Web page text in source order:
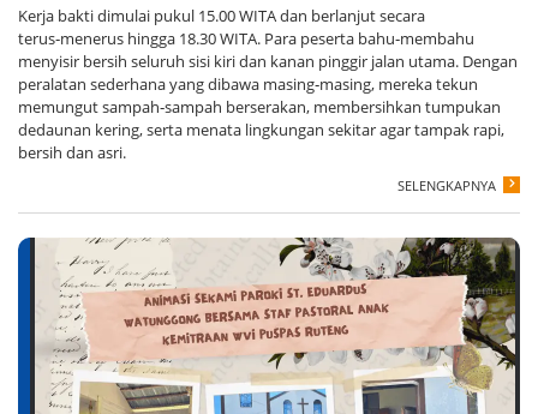
Kerja bakti dimulai pukul 15.00 WITA dan berlanjut secara
terus‑menerus hingga 18.30 WITA. Para peserta bahu‑membahu
menyisir bersih seluruh sisi kiri dan kanan pinggir jalan utama. Dengan
peralatan sederhana yang dibawa masing‑masing, mereka tekun
memungut sampah‑sampah berserakan, membersihkan tumpukan
dedaunan kering, serta menata lingkungan sekitar agar tampak rapi,
bersih dan asri.
SELENGKAPNYA